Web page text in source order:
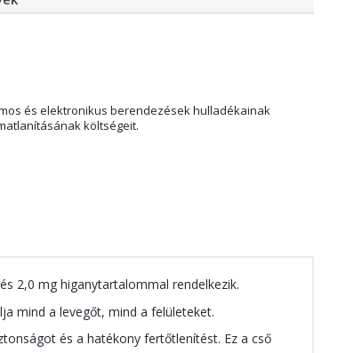
és elektronikus berendezések hulladékainak
költségeit.
2,0 mg higanytartalommal rendelkezik.
mind a levegőt, mind a felületeket.
és a hatékony fertőtlenítést. Ez a cső